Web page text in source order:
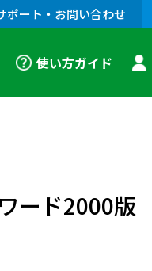
ポート・お問い合わせ
使い方ガイド
ード2000版